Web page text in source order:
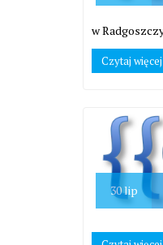
w
Czytaj więcej
30lip